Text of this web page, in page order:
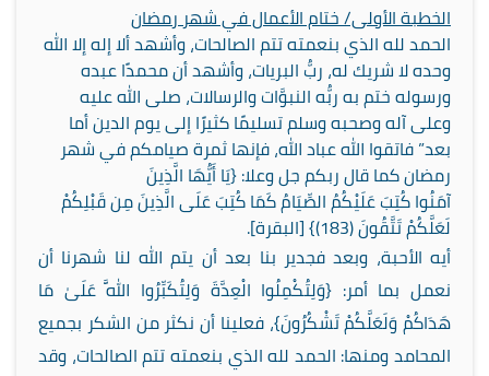
الخطبة الأولى/ ختام الأعمال في شهر رمضان
الحمد لله الذي بنعمته تتم الصالحات، وأشهد ألا إله إلا الله
وحده لا شريك له، ربُّ البريات، وأشهد أن محمدًا عبده
ورسوله ختم به ربُّه النبوَّات والرسالات، صلى الله عليه
وعلى آله وصحبه وسلم تسليمًا كثيرًا إلى يوم الدين أما
بعد” فاتقوا الله عباد الله، فإنها ثمرة صيامكم في شهر
رمضان كما قال ربكم جل وعلا: {يَا أَيُّهَا الَّذِينَ
آمَنُوا كُتِبَ عَلَيْكُمُ الصِّيَامُ كَمَا كُتِبَ عَلَى الَّذِينَ مِن قَبْلِكُمْ
لَعَلَّكُمْ تَتَّقُونَ(183)} [البقرة].
أيه الأحبة، وبعد فجدير بنا بعد أن يتم الله لنا شهرنا أن
نعمل بما أمر: {وَلِتُكْمِلُوا الْعِدَّةَ وَلِتُكَبِّرُوا اللَّهَ عَلَىٰ مَا
هَدَاكُمْ وَلَعَلَّكُمْ تَشْكُرُونَ}، فعلينا أن نكثر من الشكر بجميع
المحامد ومنها: الحمد لله الذي بنعمته تتم الصالحات، وقد